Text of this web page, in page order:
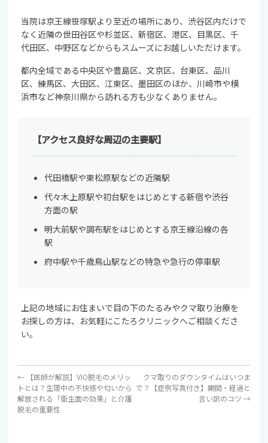
当院は京王線笹塚駅より至近の場所にあり、渋谷区内だけで
なく近隣の世田谷区や杉並区、新宿区、港区、目黒区、千
代田区、中野区などからもスムーズにお越しいただけます。
都内全域である中央区や豊島区、文京区、台東区、品川
区、練馬区、大田区、江東区、墨田区のほか、川崎市や横
浜市など神奈川県から訪れる方も少なくありません。
【アクセス良好な周辺の主要駅】
代田橋駅や東松原駅などの近隣駅
代々木上原駅や初台駅をはじめとする新宿や渋谷
方面の駅
明大前駅や調布駅をはじめとする京王線沿線の各
駅
府中駅や千歳鳥山駅などの特急や急行の停車駅
上記の地域にお住まいで目の下のたるみやクマ取り治療を
お探しの方は、お気軽にこたろクリニックへご相談くださ
い。
← 【医師が解説】VIO脱毛のメリッ
トとは？生理中の不快感や匂いから
解放される「衛生面の効果」と介護
脱毛の重要性
クマ取りのダウンタイムはいつま
で？【症例写真付き】期間・経過と
言い訳のコツ →